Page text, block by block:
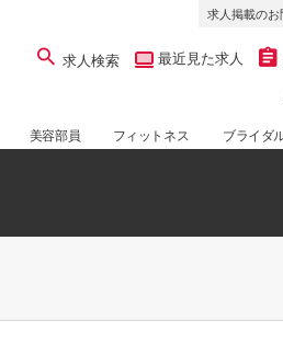
求人掲載のお
求人検索 最近見た求人
美容部員 フィットネス ブライダ